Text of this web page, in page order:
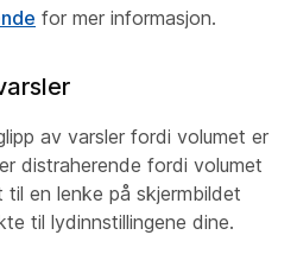
for mer informasjon.
av varsler fordi volumet er
distraherende fordi volumet
en lenke på skjermbildet
til lydinnstillingene dine.